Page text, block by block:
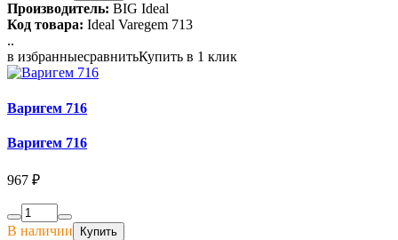
Производитель: BIG Ideal
Код товара: Ideal Varegem 713
..
в избранныесравнитьКупить в 1 клик
Варигем 716
Варигем 716
967 ₽
В наличии Купить